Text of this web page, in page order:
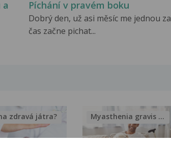
a
Píchání v pravém boku
Dobrý den, už asi měsíc me jednou za
čas začne pichat...
zdravá játra? Myasthenia gravis – vše, co...